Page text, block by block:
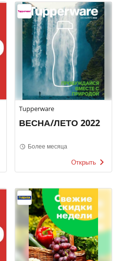
Tupperware
ВЕСНА/ЛЕТО 2022
Более месяца
Открыть